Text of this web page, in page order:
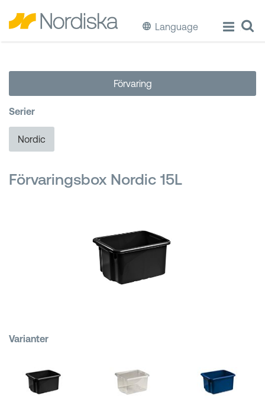
Language
Laga & Förvara mat
Diska & Städa
Förvaring
Hinkar & Tunnor
Förvaring
Serier
Nordic
Förvaringsbox Nordic 15L
Varianter